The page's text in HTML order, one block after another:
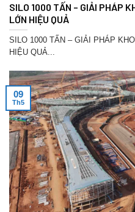
SILO 1000 TẤN – GIẢI PHÁP
LỚN HIỆU QUẢ
SILO 1000 TẤN – GIẢI PHÁP
HIỆU QUẢ...
09
Th5